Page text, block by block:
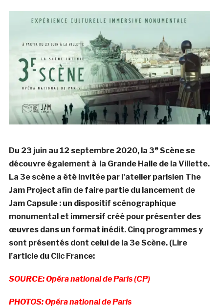
Du 23 juin au 12 septembre 2020, la 3eScène se
découvre également à la Grande Halle de la Villette.
La 3e scène a été invitée par l’atelier parisien The
Jam Project afin de faire partie du lancement de
Jam Capsule : un dispositif scénographique
monumental et immersif créé pour présenter des
œuvres dans un format inédit. Cinq programmes y
sont présentés dont celui de la 3e Scène. (Lire
l’article du Clic France:
SOURCE: Opéra national de Paris (CP)
PHOTOS: Opéra national de Paris